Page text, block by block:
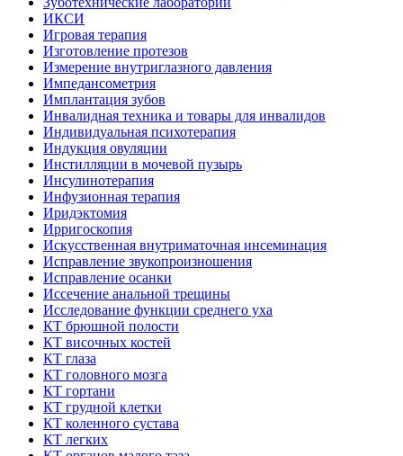
ИКСИ
Игровая терапия
Изготовление протезов
Измерение внутриглазного давления
Импедансометрия
Имплантация зубов
Инвалидная техника и товары для инвалидов
Индивидуальная психотерапия
Индукция овуляции
Инстилляции в мочевой пузырь
Инсулинотерапия
Инфузионная терапия
Иридэктомия
Ирригоскопия
Искусственная внутриматочная инсеминация
Исправление звукопроизношения
Исправление осанки
Иссечение анальной трещины
Исследование функции среднего уха
КТ брюшной полости
КТ височных костей
КТ глаза
КТ головного мозга
КТ гортани
КТ грудной клетки
КТ коленного сустава
КТ легких